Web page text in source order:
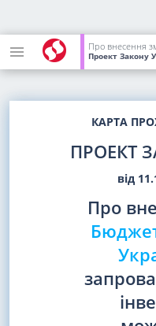
Проект Закону
КАРТА
ПРОЕКТ
від
Про